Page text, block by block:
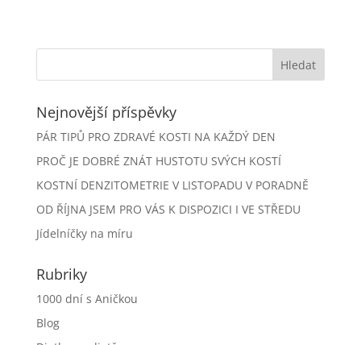
Nejnovější příspěvky
PÁR TIPŮ PRO ZDRAVÉ KOSTI NA KAŽDÝ DEN
PROČ JE DOBRÉ ZNÁT HUSTOTU SVÝCH KOSTÍ
KOSTNÍ DENZITOMETRIE V LISTOPADU V PORADNĚ
OD ŘÍJNA JSEM PRO VÁS K DISPOZICI I VE STŘEDU
Jídelníčky na míru
Rubriky
1000 dní s Aničkou
Blog